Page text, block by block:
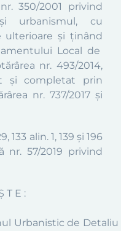
350/2001 privind
urbanismul, cu
ulterioare şi ţinând
Local de
nr. 493/2014,
şi completat prin
nr. 737/2017 și
133 alin. 1,139 și 196
nr. 57/2019 privind
T E :
Urbanistic de